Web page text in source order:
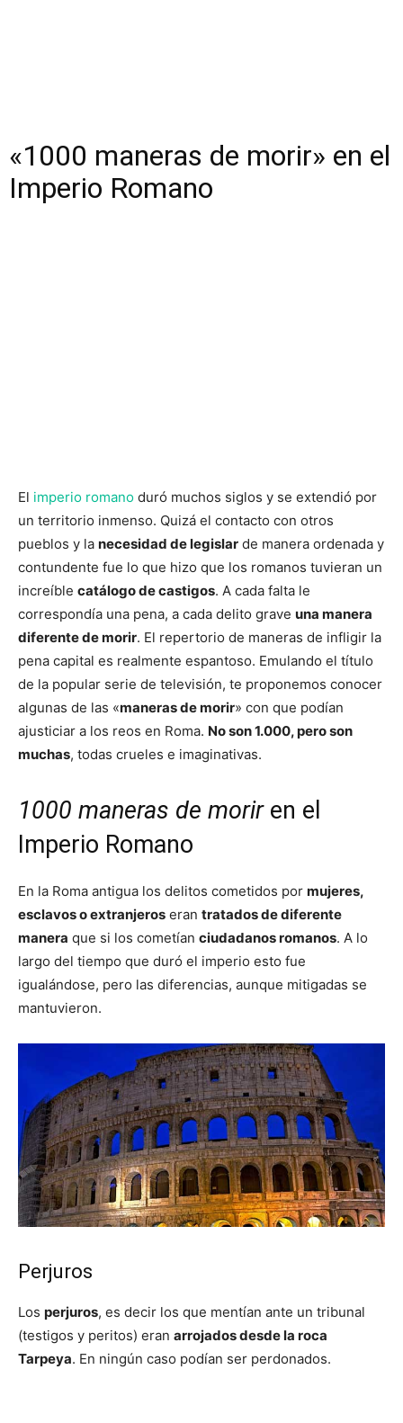
«1000 maneras de morir» en el
Imperio Romano
El imperio romano duró muchos siglos y se extendió por
un territorio inmenso. Quizá el contacto con otros
pueblos y la necesidad de legislar de manera ordenada y
contundente fue lo que hizo que los romanos tuvieran un
increíble catálogo de castigos. A cada falta le
correspondía una pena, a cada delito grave una manera
diferente de morir. El repertorio de maneras de infligir la
pena capital es realmente espantoso. Emulando el título
de la popular serie de televisión, te proponemos conocer
algunas de las «maneras de morir» con que podían
ajusticiar a los reos en Roma. No son 1.000, pero son
muchas, todas crueles e imaginativas.
1000 maneras de moriren el
Imperio Romano
En la Roma antigua los delitos cometidos por mujeres,
esclavos o extranjeros eran tratados de diferente
manera que si los cometían ciudadanos romanos. A lo
largo del tiempo que duró el imperio esto fue
igualándose, pero las diferencias, aunque mitigadas se
mantuvieron.
Perjuros
Los perjuros, es decir los que mentían ante un tribunal
(testigos y peritos) eran arrojados desde la roca
Tarpeya. En ningún caso podían ser perdonados.